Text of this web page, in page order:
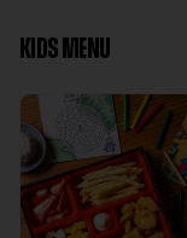
KIDS MENU